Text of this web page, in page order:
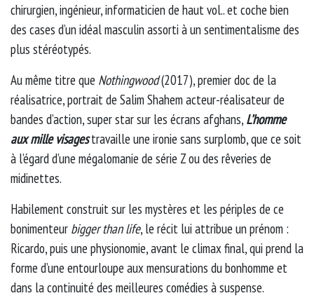
chirurgien, ingénieur, informaticien de haut vol.. et coche bien
des cases d’un idéal masculin assorti à un sentimentalisme des
plus stéréotypés.
Au même titre que Nothingwood(2017), premier doc de la
réalisatrice, portrait de Salim Shahem acteur-réalisateur de
bandes d’action, super star sur les écrans afghans, L’homme
aux mille visagestravaille une ironie sans surplomb, que ce soit
à l’égard d’une mégalomanie de série Z ou des rêveries de
midinettes.
Habilement construit sur les mystères et les périples de ce
bonimenteur bigger than life, le récit lui attribue un prénom :
Ricardo, puis une physionomie, avant le climax final, qui prend la
forme d’une entourloupe aux mensurations du bonhomme et
dans la continuité des meilleures comédies à suspense.